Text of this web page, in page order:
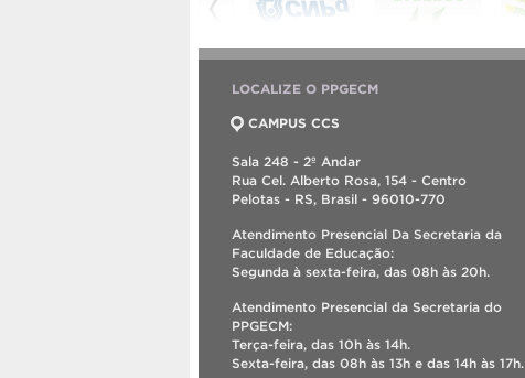
LOCALIZE O PPGECM
CAMPUS CCS
Sala 248 - 2º Andar
Rua Cel. Alberto Rosa, 154 - Centro
Pelotas - RS, Brasil - 96010-770
Atendimento Presencial Da Secretaria da
Faculdade de Educação:
Segunda à sexta-feira, das 08h às 20h.
Atendimento Presencial da Secretaria do
PPGECM:
Terça-feira, das 10h às 14h.
Sexta-feira, das 08h às 13h e das 14h às 17h.